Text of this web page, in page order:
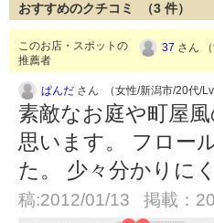
おすすめのクチコミ （3 件）
このお店・スポットの
推薦者
37 さん
ぱんだ さん （女性/新潟市/20代/
素敵なお庭や町屋
思います。 フロー
た。 少々分かりに
稿:2012/01/13 掲載：